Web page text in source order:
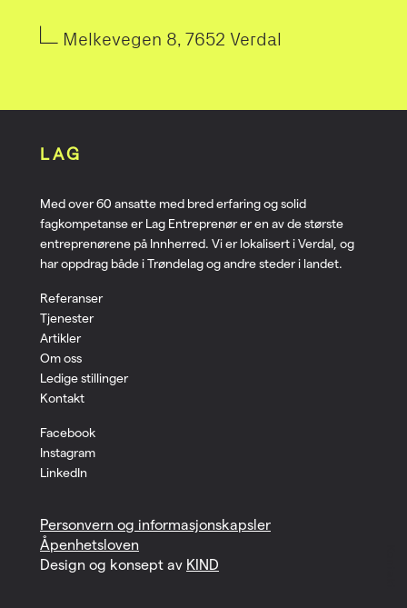
Melkevegen 8, 7652 Verdal
LAG
Med over 60 ansatte med bred erfaring og solid
fagkompetanse er Lag Entreprenør er en av de største
entreprenørene på Innherred. Vi er lokalisert i Verdal, og
har oppdrag både i Trøndelag og andre steder i landet.
Referanser
Tjenester
Artikler
Om oss
Ledige stillinger
Kontakt
Facebook
Instagram
LinkedIn
Personvern og informasjonskapsler
Åpenhetsloven
Design og konsept av KIND